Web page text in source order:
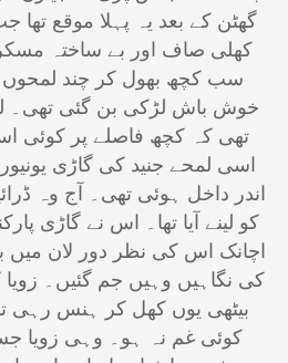
گھٹن کے بعد یہ پہلا موقع تھا
کھلی صاف اور بے ساختہ
سب کچھ بھول کر چند
خوش باش لڑکی بن گئی تھی۔
تھی کہ کچھ فاصلے پر کوئی
اسی لمحے جنید کی گاڑی
اندر داخل ہوئی تھی۔ آج وہ
کو لینے آیا تھا۔ اس نے گاڑی
اچانک اس کی نظر دور لان میں
کی نگاہیں وہیں جم گئیں۔
بیٹھی یوں کھل کر ہنس رہی
کوئی غم نہ ہو۔ وہی زویا